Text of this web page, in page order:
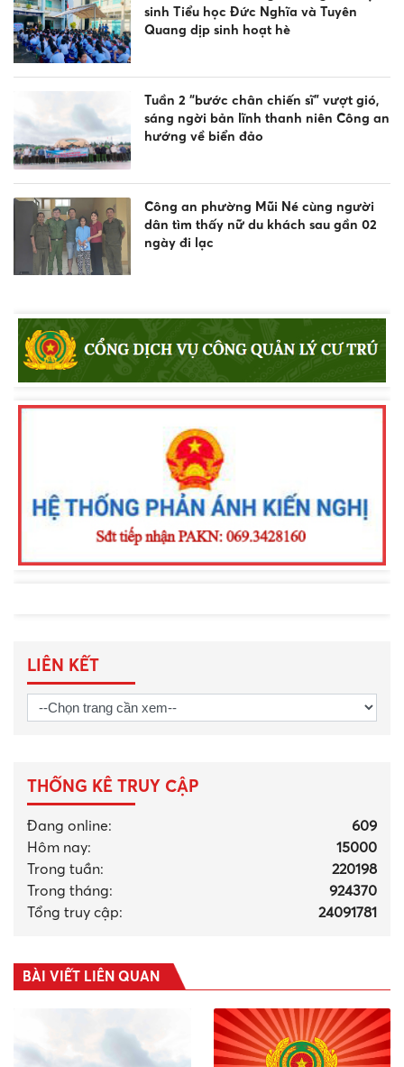
sinh Tiểu học Đức Nghĩa và Tuyên
Quang dịp sinh hoạt hè
Tuần 2 “bước chân chiến sĩ” vượt gió,
sáng ngời bản lĩnh thanh niên Công an
hướng về biển đảo
Công an phường Mũi Né cùng người
dân tìm thấy nữ du khách sau gần 02
ngày đi lạc
thông, phòng chống đuối nước và
trợ
phường Nam Gia Nghĩa trong đấu
tranh phòng, chống tội phạm
LIÊN KẾT
THỐNG KÊ TRUY CẬP
Đang online:
609
Hôm nay:
15000
Trong tuần:
220198
Trong tháng:
924370
Tổng truy cập:
24091781
BÀI VIẾT LIÊN QUAN